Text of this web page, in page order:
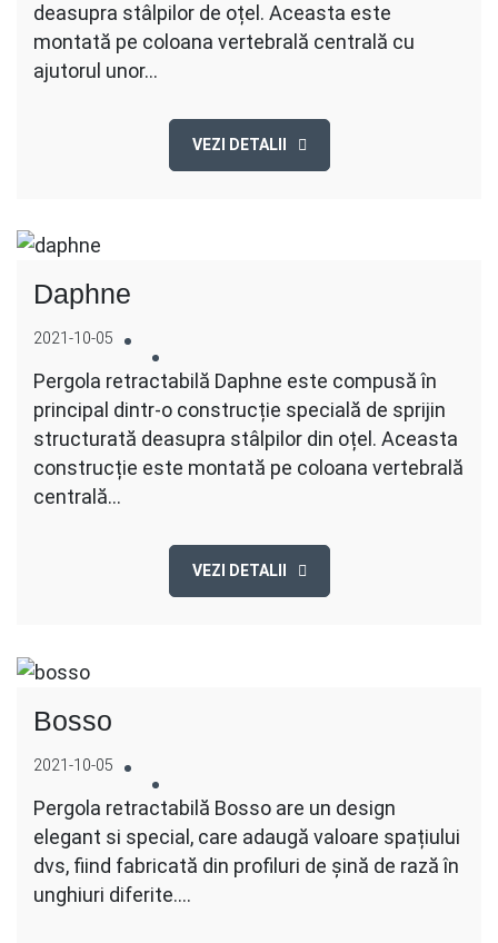
deasupra stâlpilor de oțel. Aceasta este
montată pe coloana vertebrală centrală cu
ajutorul unor…
VEZI DETALII
Daphne
2021-10-05
Pergola retractabilă Daphne este compusă în
principal dintr-o construcție specială de sprijin
structurată deasupra stâlpilor din oțel. Aceasta
construcție este montată pe coloana vertebrală
centrală…
VEZI DETALII
Bosso
2021-10-05
Pergola retractabilă Bosso are un design
elegant si special, care adaugă valoare spațiului
dvs, fiind fabricată din profiluri de șină de rază în
unghiuri diferite.…